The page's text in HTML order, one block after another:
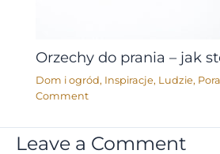
Orzechy do prania – jak
Dom i ogród, Inspiracje, Ludzie,
Comment
Leave a Comment